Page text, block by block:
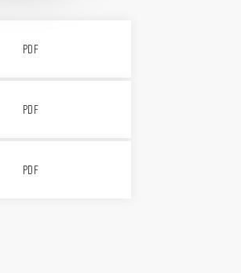
PDF
PDF
PDF